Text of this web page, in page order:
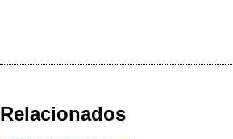
Relacionados